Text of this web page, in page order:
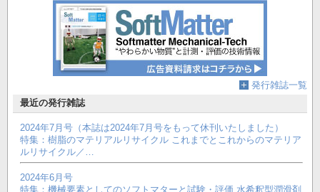
発行雑誌一覧
最近の発行雑誌
2024年7月号（本誌は2024年7月号をもって休刊いたしました）
特集：樹脂のマテリアルリサイクル これまでとこれからのマテリア
ルリサイクル／…
2024年6月号
特集：機械要素としてのソフトマターと試験・評価 水希釈型潤滑剤